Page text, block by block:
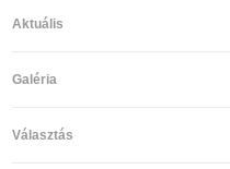
Aktuális
Galéria
Választás